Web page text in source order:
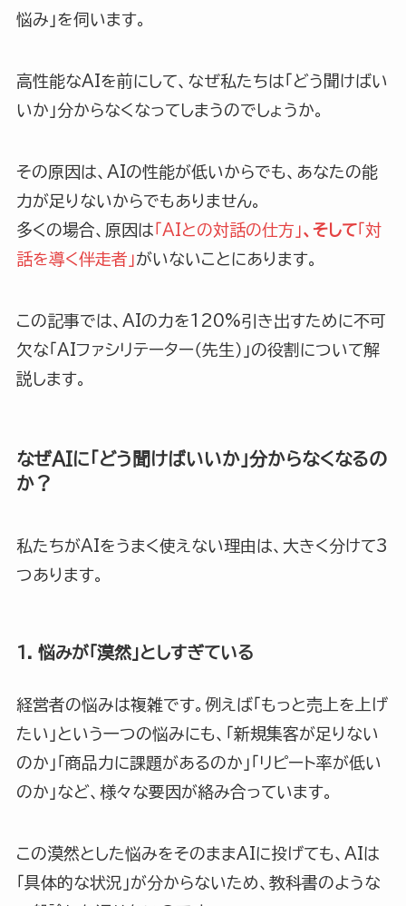
悩み」を伺います。
高性能なAIを前にして、なぜ私たちは「どう聞けばい
いか」分からなくなってしまうのでしょうか。
その原因は、AIの性能が低いからでも、あなたの能
力が足りないからでもありません。
多くの場合、原因は 「AIとの対話の仕方」、そして「対
話を導く伴走者」がいないことにあります。
この記事では、AIの力を120%引き出すために不可
欠な「AIファシリテーター（先生）」の役割について解
説します。
なぜAIに「どう聞けばいいか」分からなくなるの
か？
私たちがAIをうまく使えない理由は、大きく分けて3
つあります。
1. 悩みが「漠然」としすぎている
経営者の悩みは複雑です。例えば「もっと売上を上げ
たい」という一つの悩みにも、「新規集客が足りない
のか」「商品力に課題があるのか」「リピート率が低い
のか」など、様々な要因が絡み合っています。
この漠然とした悩みをそのままAIに投げても、AIは
「具体的な状況」が分からないため、教科書のような